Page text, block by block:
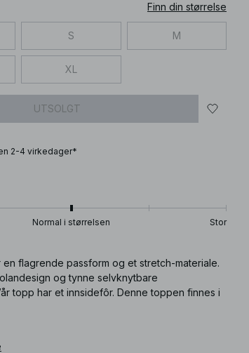
Finn din størrelse
S M
XL
UTSOLGT
2-4 virkedager*
Normal i størrelsen Stor
flagrende passform og et stretch-materiale.
og tynne selvknytbare
topp har et innsidefôr. Denne toppen finnes i